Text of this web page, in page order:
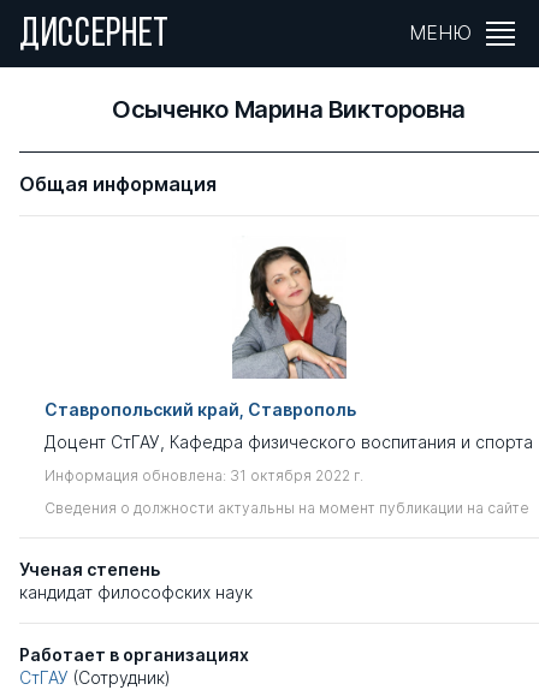
ДИССЕРНЕТ МЕНЮ
Осыченко Марина Викторовна
Общая информация
Ставропольский край, Ставрополь
Доцент СтГАУ, Кафедра физического воспитания и спорта
Информация обновлена: 31 октября 2022 г.
Сведения о должности актуальны на момент публикации на сайте
Ученая степень
кандидат философских наук
Работает в организациях
СтГАУ (Сотрудник)